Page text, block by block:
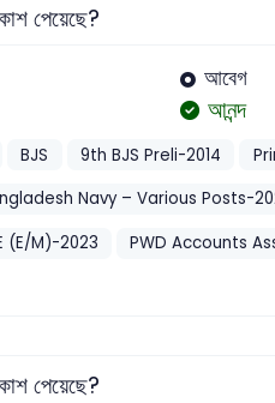
পেয়েছে?
আবেগ
আনন্দ
BJS 9th BJS Preli-2014
Navy – Various Posts-
(E/M)-2023
PWD Accounts
পেয়েছে?